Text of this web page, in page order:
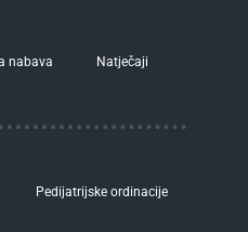
nabava Natječaji
Pedijatrijske ordinacije